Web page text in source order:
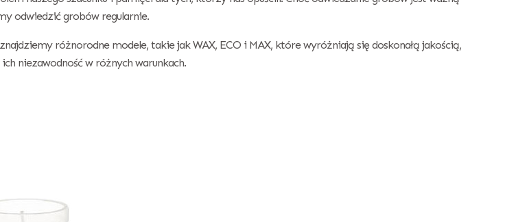
odwiedzić grobów regularnie.
różnorodne modele, takie jak WAX, ECO i MAX, które wyróżniają się doskonałą jakością,
niezawodność w różnych warunkach.